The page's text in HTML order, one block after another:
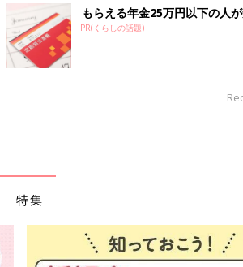
もらえる年金25万円以下の人
PR(くらしの話題)
特集